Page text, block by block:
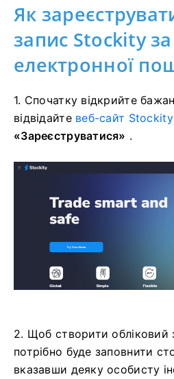
Як
запис Stockity
електронної
1. Спочатку відкрийте
відвідайте веб-сайт Stockity
«Зареєструватися» .
2. Щоб створити обліковий
потрібно буде заповнити
вказавши деяку особисту